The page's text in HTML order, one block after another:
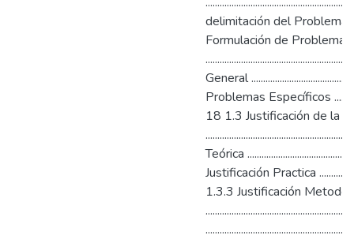
delimitación del Problema
Formulación de Problema
General
Problemas Específicos
18 1.3 Justificación de la
Teórica
Justificación Practica
1.3.3 Justificación